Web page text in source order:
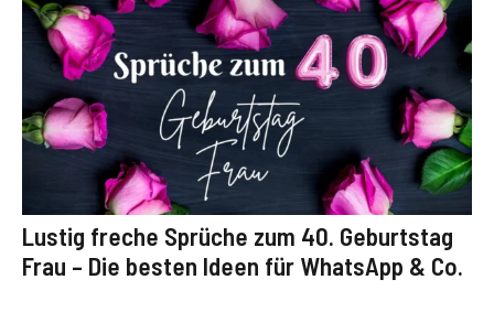
Lustig freche Sprüche zum 40. Geburtstag
Frau – Die besten Ideen für WhatsApp & Co.